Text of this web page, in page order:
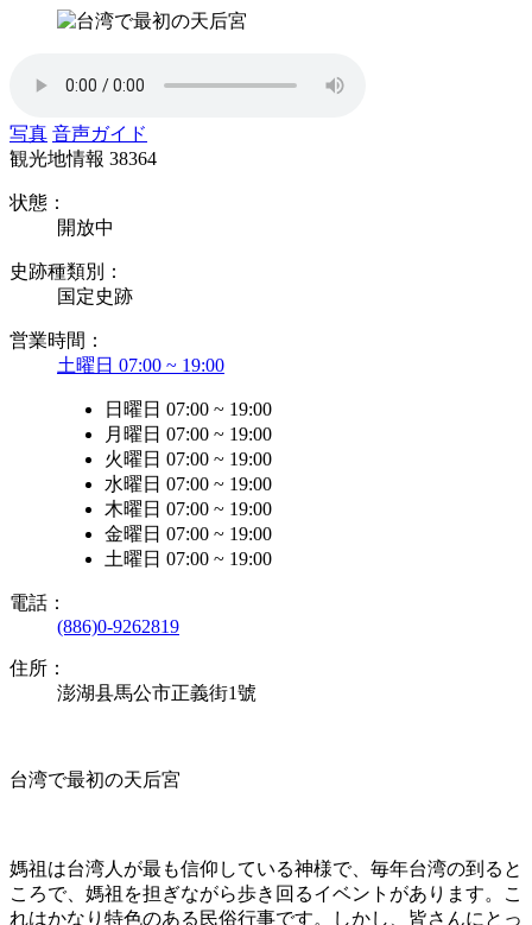
写真 音声ガイド
観光地情報 38364
状態：
開放中
史跡種類別：
国定史跡
営業時間：
土曜日 07:00 ~ 19:00
日曜日 07:00 ~ 19:00
月曜日 07:00 ~ 19:00
火曜日 07:00 ~ 19:00
水曜日 07:00 ~ 19:00
木曜日 07:00 ~ 19:00
金曜日 07:00 ~ 19:00
土曜日 07:00 ~ 19:00
電話：
(886)0-9262819
住所：
澎湖县馬公市正義街1號
台湾で最初の天后宮
媽祖は台湾人が最も信仰している神様で、毎年台湾の到ると
ころで、媽祖を担ぎながら歩き回るイベントがあります。こ
れはかなり特色のある民俗行事です。しかし、皆さんにとっ